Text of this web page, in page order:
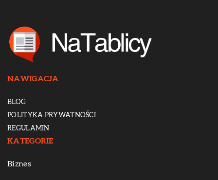
NAWIGACJA
BLOG
POLITYKA PRYWATNOŚCI
REGULAMIN
KATEGORIE
Biznes